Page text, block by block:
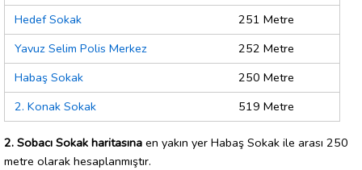
Hedef Sokak
251 Metre
Yavuz Selim Polis Merkez
252 Metre
Habaş Sokak
250 Metre
2. Konak Sokak
519 Metre
2. Sobacı Sokak haritasına en yakın yer Habaş Sokak ile arası 250
metre olarak hesaplanmıştır.